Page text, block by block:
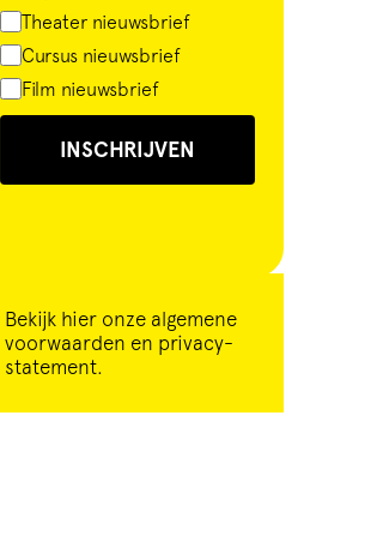
Theater nieuwsbrief
Cursus nieuwsbrief
Film nieuwsbrief
INSCHRIJVEN
Bekijk hier onze algemene
voorwaarden en privacy-
statement.